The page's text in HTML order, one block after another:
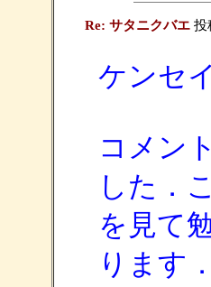
Re: サタニクバエ投
ケンセ
コメン
した．
を見て
ります．